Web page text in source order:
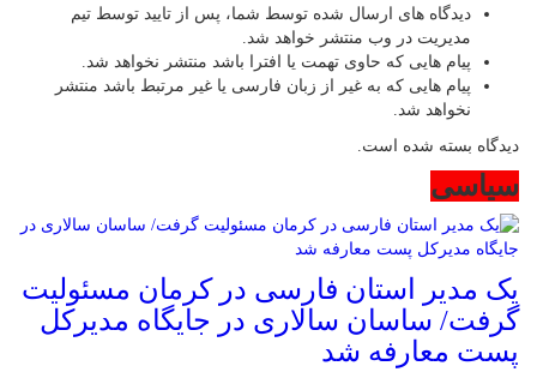
دیدگاه های ارسال شده توسط شما، پس از تایید توسط تیم
مدیریت در وب منتشر خواهد شد.
پیام هایی که حاوی تهمت یا افترا باشد منتشر نخواهد شد.
پیام هایی که به غیر از زبان فارسی یا غیر مرتبط باشد منتشر
نخواهد شد.
دیدگاه بسته شده است.
سیاسی
یک مدیر استان فارسی در کرمان مسئولیت
گرفت/ ساسان سالاری در جایگاه مدیرکل
پست معارفه شد